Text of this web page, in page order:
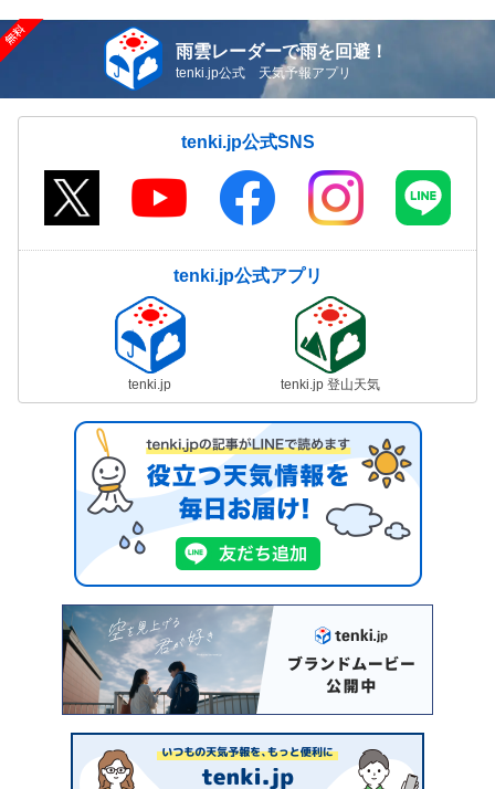
雨雲レーダーで雨を回避！
tenki.jp公式 天気予報アプリ
tenki.jp公式SNS
tenki.jp公式アプリ
tenki.jp tenki.jp 登山天気